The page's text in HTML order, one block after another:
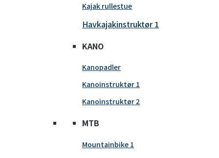
Kajak rullestue
Havkajakinstruktør 1
KANO
Kanopadler
Kanoinstruktør 1
Kanoinstruktør 2
MTB
Mountainbike 1